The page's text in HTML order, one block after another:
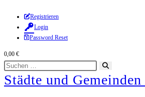
Zum
Inhalt
springen
Registrieren
Login
Password Reset
0,00 €
Diese
Website
durchsuchen
starten
Städte und